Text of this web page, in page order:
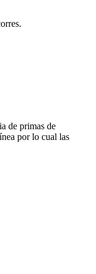
de primas de
por lo cual las